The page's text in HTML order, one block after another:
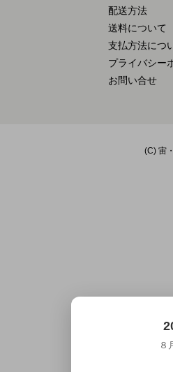
配送方法
送料について
支払方法につ
プライバシー
お問い合せ
(C) 宙
８